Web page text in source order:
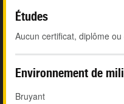
Études
Aucun certificat, diplôme
Environnement de
Bruyant